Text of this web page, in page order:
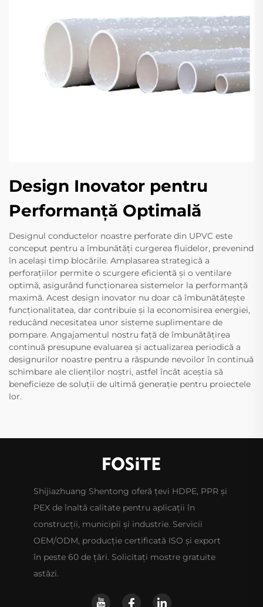
Design Inovator pentru
Performanță Optimală
Designul conductelor noastre perforate din UPVC este
conceput pentru a îmbunătăți curgerea fluidelor, prevenind
în același timp blocările. Amplasarea strategică a
perforațiilor permite o scurgere eficientă și o ventilare
optimă, asigurând funcționarea sistemelor la performanță
maximă. Acest design inovator nu doar că îmbunătățește
funcționalitatea, dar contribuie și la economisirea energiei,
reducând necesitatea unor sisteme suplimentare de
pompare. Angajamentul nostru față de îmbunătățirea
continuă presupune evaluarea și actualizarea periodică a
designurilor noastre pentru a răspunde nevoilor în continuă
schimbare ale clienților noștri, astfel încât aceștia să
beneficieze de soluții de ultimă generație pentru proiectele
lor.
Shijiazhuang Shentong oferă țevi HDPE, PPR și
PEX de înaltă calitate pentru aplicații în
construcții, municipii și industrie. Servicii
OEM/ODM, producție certificată ISO și export
în peste 60 de țări. Solicitați mostre gratuite
astăzi.